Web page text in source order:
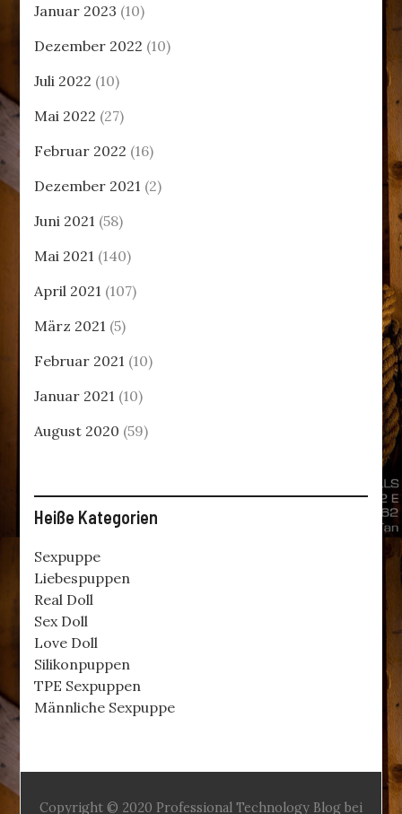
Januar 2023 (10)
Dezember 2022 (10)
Juli 2022 (10)
Mai 2022 (27)
Februar 2022 (16)
Dezember 2021 (2)
Juni 2021 (58)
Mai 2021 (140)
April 2021 (107)
März 2021 (5)
Februar 2021 (10)
Januar 2021 (10)
August 2020 (59)
Heiße Kategorien
Sexpuppe
Liebespuppen
Real Doll
Sex Doll
Love Doll
Silikonpuppen
TPE Sexpuppen
Männliche Sexpuppe
Copyright © 2020 Professional Technology Blog bei